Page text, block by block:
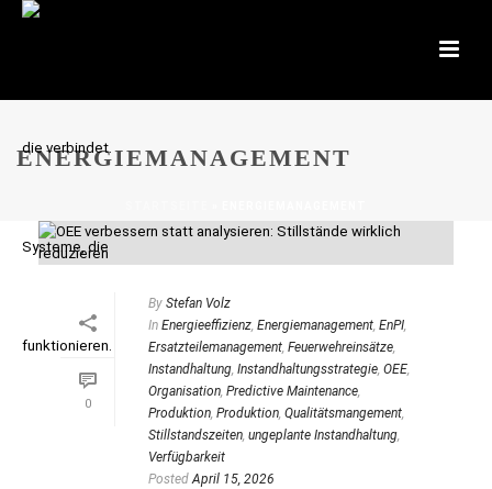
ENERGIEMANAGEMENT
0
By Stefan Volz
In Energieeffizienz, Energiemanagement, EnPI,
Ersatzteilemanagement, Feuerwehreinsätze,
Instandhaltung, Instandhaltungsstrategie, OEE,
Organisation, Predictive Maintenance,
Produktion, Produktion, Qualitätsmangement,
Stillstandszeiten, ungeplante Instandhaltung,
Verfügbarkeit
Posted April 15, 2026